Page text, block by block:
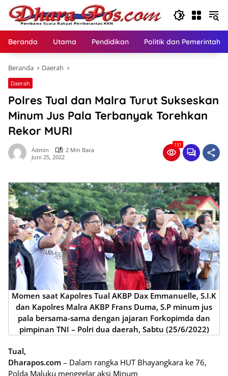
Langsung
konten
Beranda Utama Pendidikan Politik dan
Beranda Daerah
Daerah
Polres Tual dan Malra Turut Sukseskan
Minum Jus Pala Terbanyak Torehkan
Rekor MURI
Admin
2 Min Baca
Juni 25, 2022
131
Momen saat Kapolres Tual AKBP Dax Emmanuelle, S.I.K
dan Kapolres Malra AKBP Frans Duma, S.P minum jus
pala bersama-sama dengan jajaran Forkopimda dan
pimpinan TNI – Polri dua daerah, Sabtu (25/6/2022)
Tual,
Dharapos.com – Dalam rangka HUT Bhayangkara ke 76,
Polda Maluku menggelar aksi Minum